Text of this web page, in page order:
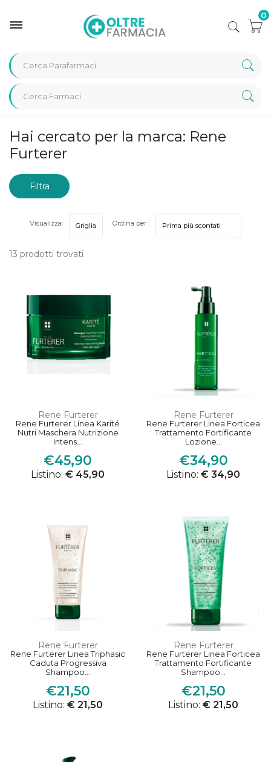
0
Home Marche parafarmaci Rene Furterer
Hai cercato per la marca: Rene
Furterer
Filtra
13 prodotti trovati
Visualizza: Ordina per :
Rene Furterer
Rene Furterer Linea Karité
Nutri Maschera Nutrizione
Intens...
€45,90
Listino: € 45,90
Rene Furterer
Rene Furterer Linea Forticea
Trattamento Fortificante
Lozione...
€34,90
Listino: € 34,90
Rene Furterer
Rene Furterer Linea Triphasic
Caduta Progressiva
Shampoo...
€21,50
Listino: € 21,50
Rene Furterer
Rene Furterer Linea Forticea
Trattamento Fortificante
Shampoo...
€21,50
Listino: € 21,50